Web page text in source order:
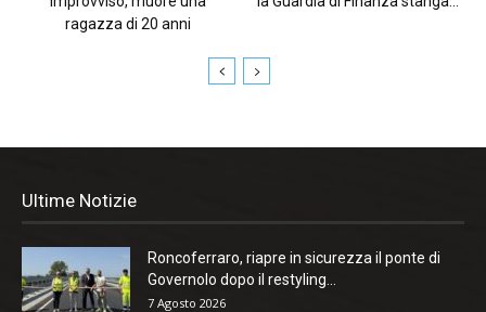
ragazza di 20 anni
Ultime Notizie
Roncoferraro, riapre in sicurezza il ponte di
Governolo dopo il restyling...
7 Agosto 2026